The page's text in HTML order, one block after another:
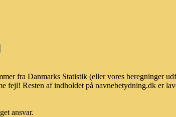
fra Danmarks Statistik (eller vores beregninger
fejl! Resten af indholdet på navnebetydning.dk er
ansvar.